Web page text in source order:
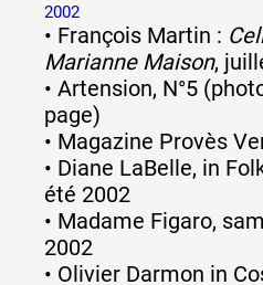
2002
• François Martin :
Marianne Maison,
• Artension, N°5
page)
• Magazine Provès
• Diane LaBelle, in
été 2002
• Madame Figaro,
2002
• Olivier Darmon in